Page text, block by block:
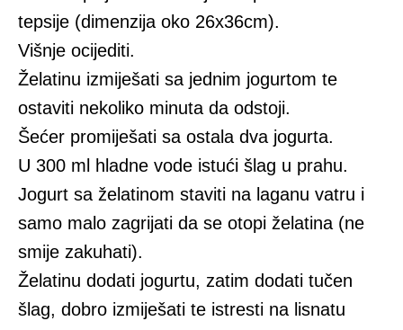
tepsije (dimenzija oko 26x36cm).
Višnje ocijediti.
Želatinu izmiješati sa jednim jogurtom te
ostaviti nekoliko minuta da odstoji.
Šećer promiješati sa ostala dva jogurta.
U 300 ml hladne vode istući šlag u prahu.
Jogurt sa želatinom staviti na laganu vatru i
samo malo zagrijati da se otopi želatina (ne
smije zakuhati).
Želatinu dodati jogurtu, zatim dodati tučen
šlag, dobro izmiješati te istresti na lisnatu